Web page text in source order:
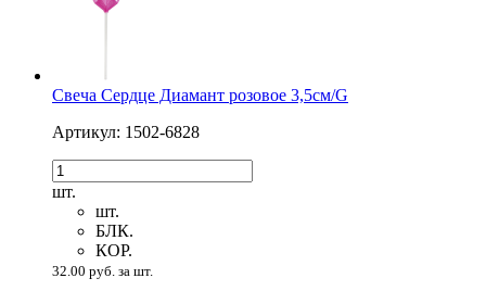
Свеча Сердце Диамант розовое 3,5см/G
Артикул: 1502-6828
шт.
шт.
БЛК.
КОР.
32.00 руб. за шт.